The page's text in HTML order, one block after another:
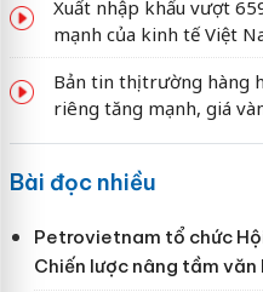
Xuất nhập khẩu vượt
mạnh của kinh tế Việt
Bản tin thị trường hàng
riêng tăng mạnh, giá
Bài đọc nhiều
Petrovietnam tổ chức
Chiến lược nâng tầm